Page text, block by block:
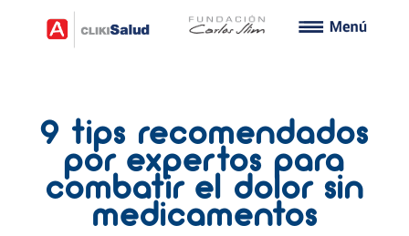
9 tips recomendados
por expertos para
combatir el dolor sin
medicamentos